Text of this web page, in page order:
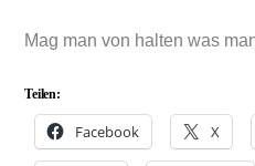
Mag man von halten was
Teilen:
Facebook X